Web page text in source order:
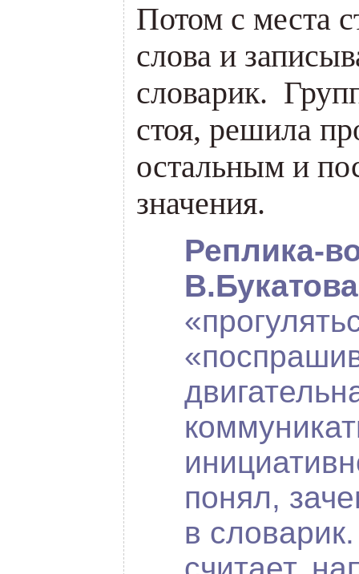
Потом с места
слова и
словарик.
стоя, решила
остальным и
значения.
Реплика-
понял,
в